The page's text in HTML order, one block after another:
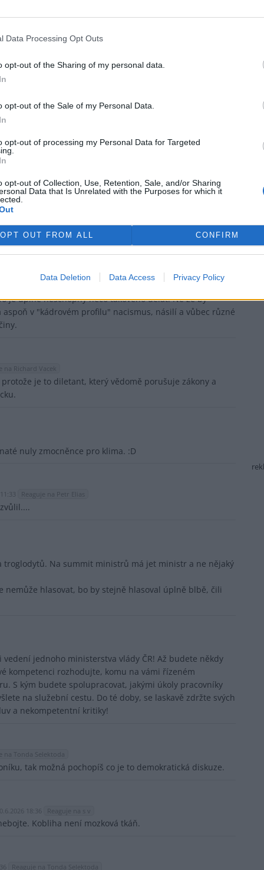
Data Processing Opt Outs
opt-out of the Sharing of my personal data.
opt-out of the Sale of my Personal Data.
opt-out of processing my Personal Data for Targeted
opt-out of Collection, Use, Retention, Sale, and/or Sharing
Data that Is Unrelated with the Purposes for which it
OPT OUT FROM ALL CONFIRM
Data Deletion Data Access Privacy Policy
05:38 Reaguje na Tonda Selektoda
"pracovní schůzka" a navíc Turek Červenému velí, tahle
na Tonda Selektoda
jen kvůli prezidentovi, který se zatvrdil. Proto si vláda
je úplně neschopný něco takového dělat. Ne že by
aspoň v "kádrovém profilu" nacismus, násilí a vůbec různé
na Richard Vacek
je to diletant, který vědomě porušuje zákony a
nuly zmocněnce pro klima. :D
Reaguje na Petr Elias
troglodytů. Na summit ministrů má jet ministr a ne nějaký
nemůže hlasovat, bo by stejně hlasoval úplně blbě, čili
jednoho ministerstva vlády ČR! Až budete někdy
kompetenci rozhodujte, komu na vámi řízeném
S kým budete spolupracovat, jakými úkoly pracovníky
na služební cestu. Do té doby, se laskavě zdržte svých
a nekompetentní kritiky!
na Tonda Selektoda
tak možná pochopíš co je to demokratická diskuze.
18:36 Reaguje na s v
Kobliha není mozková tkáň.
Reaguje na Tonda Selektoda